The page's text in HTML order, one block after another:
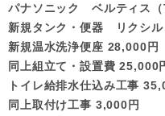
パナソニック ベルティス
新規タンク・便器 リクシ
新規温水洗浄便座 28,000円
同上組立て・設置費 25,000
トイレ給排水仕込み工事
同上取付け工事 3,000円